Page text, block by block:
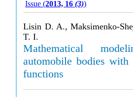
Issue (2013, 16(3))
Lisin D. A., Maksimenko-
T. I.
Mathematical
automobile bodies
functions